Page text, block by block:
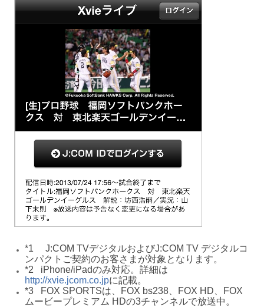
*1 J:COM TVデジタルおよびJ:COM TV デジタルコ
ンパクトご契約のお客さまが対象となります。
*2 iPhone/iPadのみ対応。詳細は
http://xvie.jcom.co.jpに記載。
*3 FOX SPORTSは、FOX bs238、FOX HD、FOX
ムービープレミアム HDの3チャンネルで放送中。